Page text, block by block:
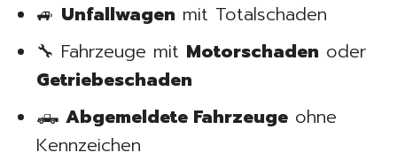
🚙 Unfallwagen mit Totalschaden
🔧 Fahrzeuge mit Motorschaden oder
Getriebeschaden
🛻 Abgemeldete Fahrzeuge ohne
Kennzeichen